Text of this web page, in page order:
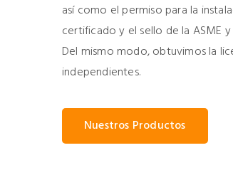
así como el permiso para la
certificado y el sello de la ASME
Del mismo modo, obtuvimos la
independientes.
Nuestros Productos